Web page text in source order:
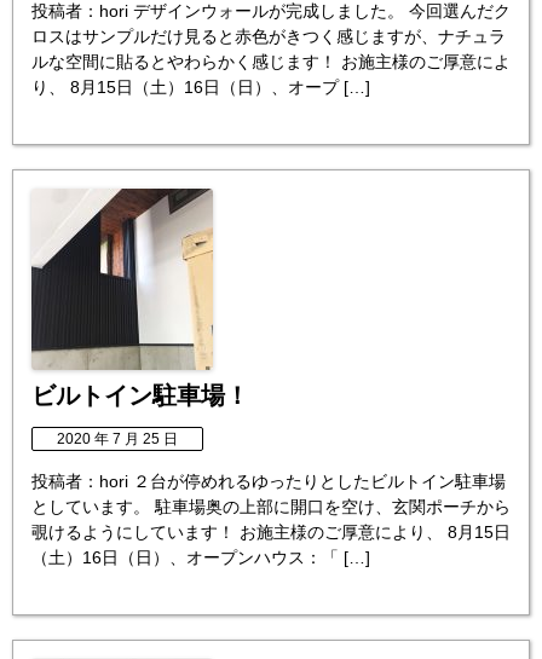
投稿者：hori デザインウォールが完成しました。 今回選んだク
ロスはサンプルだけ見ると赤色がきつく感じますが、ナチュラ
ルな空間に貼るとやわらかく感じます！ お施主様のご厚意によ
り、 8月15日（土）16日（日）、オープ […]
ビルトイン駐車場！
2020 年 7 月 25 日
投稿者：hori ２台が停めれるゆったりとしたビルトイン駐車場
としています。 駐車場奥の上部に開口を空け、玄関ポーチから
覗けるようにしています！ お施主様のご厚意により、 8月15日
（土）16日（日）、オープンハウス：「 […]